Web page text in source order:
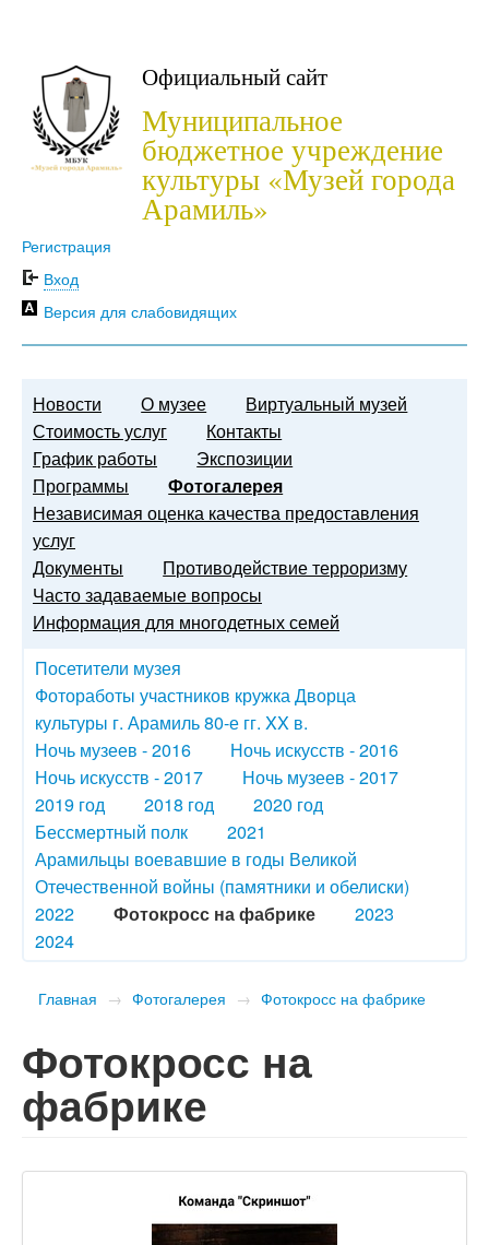
Официальный сайт
Муниципальное
бюджетное учреждение
культуры «Музей города
Арамиль»
Регистрация
Вход
Версия для слабовидящих
Новости О музее
Виртуальный музей
Стоимость услуг
Контакты
График работы
Экспозиции
Программы
Фотогалерея
Независимая оценка качества предоставления
услуг
Документы
Противодействие терроризму
Часто задаваемые вопросы
Информация для многодетных семей
Посетители музея
Фотоработы участников кружка Дворца
культуры г. Арамиль 80-е гг. XX в.
Ночь музеев - 2016
Ночь искусств - 2016
Ночь искусств - 2017
Ночь музеев - 2017
2019 год
2018 год
2020 год
Бессмертный полк
2021
Арамильцы воевавшие в годы Великой
Отечественной войны (памятники и обелиски)
2022
Фотокросс на фабрике
2023
2024
Главная → Фотогалерея → Фотокросс на фабрике
Фотокросс на
фабрике